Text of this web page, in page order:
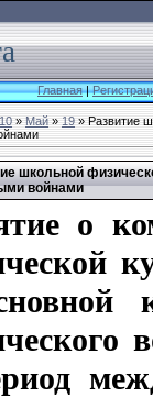
Главная|
»Май»19» Развитие
школьной
войнами
о